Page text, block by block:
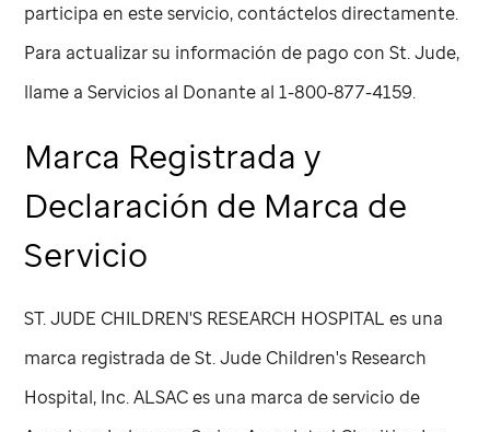
participa en este servicio, contáctelos directamente.
Para actualizar su información de pago conSt. Jude,
llame a Servicios al Donante al 1-800-877-4159.
Marca Registrada y
Declaración de Marca de
Servicio
ST. JUDE CHILDREN'S RESEARCH HOSPITAL es una
marca registrada deSt. Jude Children's Research
Hospital, Inc. ALSAC es una marca de servicio de